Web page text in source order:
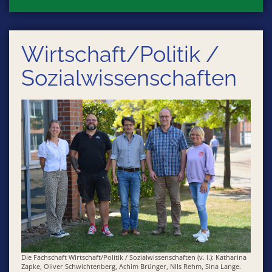
Wirtschaft/Politik /
Sozialwissenschaften
Die Fachschaft Wirtschaft/Politik / Sozialwissenschaften (v. l.): Katharina
Zapke, Oliver Schwichtenberg, Achim Brünger, Nils Rehm, Sina Lange.